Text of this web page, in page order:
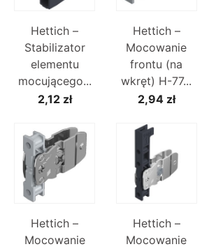
Hettich –
Stabilizator
elementu
mocującego...
2,12 zł
Hettich –
Mocowanie
frontu (na
wkręt) H-77...
2,94 zł
Hettich –
Mocowanie
Hettich –
Mocowanie